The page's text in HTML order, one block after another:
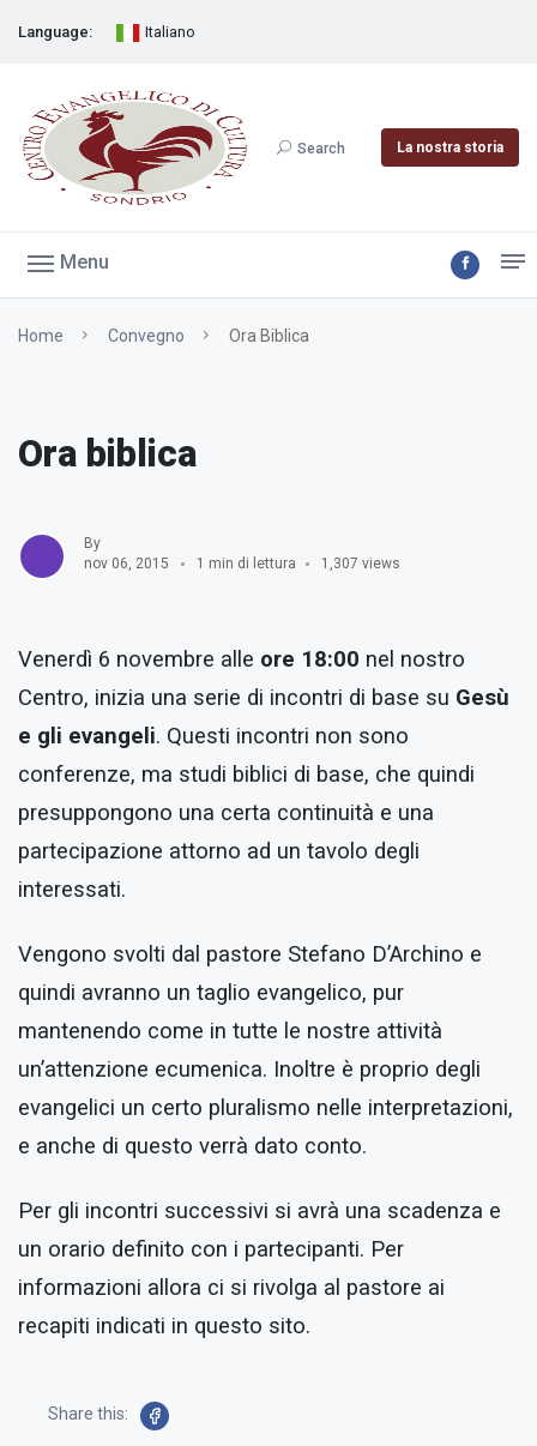
Language: Italiano
Search La nostra storia
Menu
Home Convegno Ora Biblica
Ora biblica
By
nov 06, 2015
1 min di lettura 1,307 views
Venerdì 6 novembre alle ore 18:00 nel nostro
Centro, inizia una serie di incontri di base su Gesù
e gli evangeli. Questi incontri non sono
conferenze, ma studi biblici di base, che quindi
presuppongono una certa continuità e una
partecipazione attorno ad un tavolo degli
interessati.
Vengono svolti dal pastore Stefano D’Archino e
quindi avranno un taglio evangelico, pur
mantenendo come in tutte le nostre attività
un’attenzione ecumenica. Inoltre è proprio degli
evangelici un certo pluralismo nelle interpretazioni,
e anche di questo verrà dato conto.
Per gli incontri successivi si avrà una scadenza e
un orario definito con i partecipanti. Per
informazioni allora ci si rivolga al pastore ai
recapiti indicati in questo sito.
Share this: